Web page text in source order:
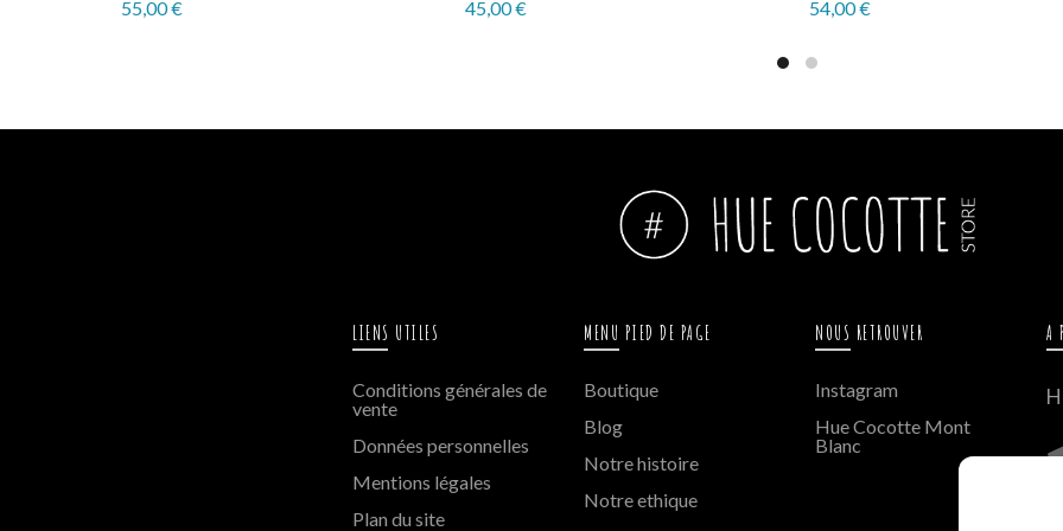
55,00€ 45,00€ 54,00€
LIENS UTILES
Conditions générales de
vente
Données personnelles
Mentions légales
Plan du site
MENU PIED DE PAGE
Boutique
Blog
Notre histoire
Notre ethique
NOUS RETROUVER
Instagram
Hue Cocotte Mont
Blanc
A